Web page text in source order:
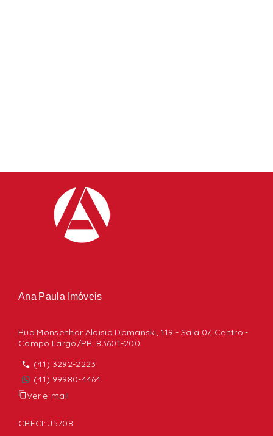
Ana Paula Imóveis
Rua Monsenhor Aloisio Domanski, 119 - Sala 07, Centro -
Campo Largo/PR, 83601-200
(41) 3292-2223
(41) 99980-4464
Ver e-mail
CRECI: J5708